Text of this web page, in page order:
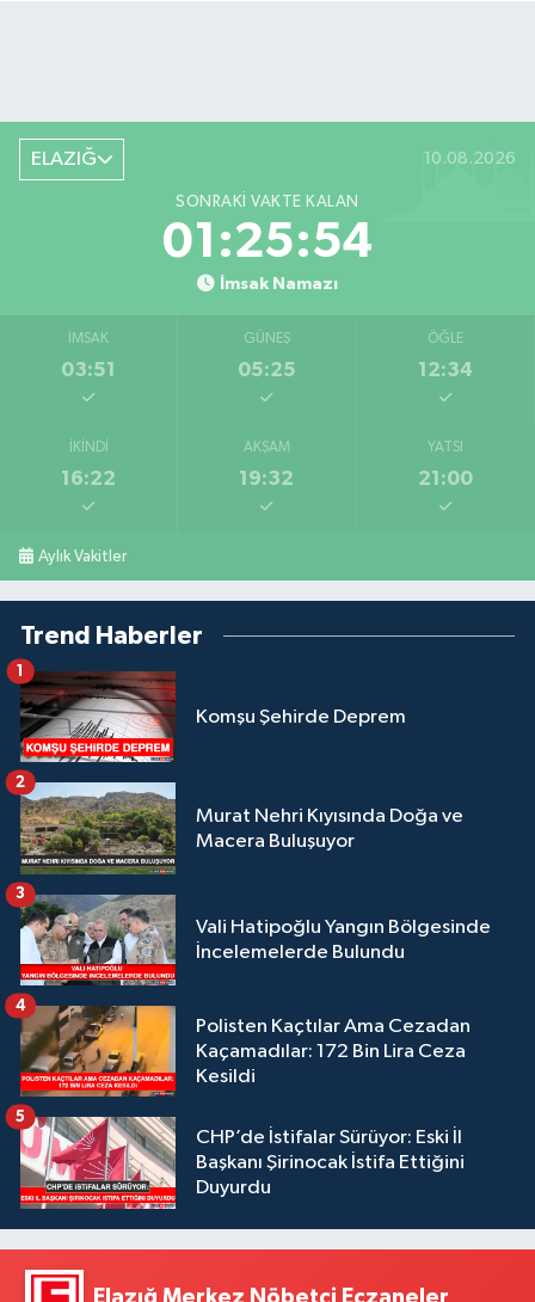
ELAZIĞ 10.08.2026
SONRAKI VAKTE KALAN
01:25:53
İmsak Namazı
İMSAK
03:51
GÜNEŞ
05:25
ÖĞLE
12:34
İKINDI
16:22
AKŞAM
19:32
YATSI
21:00
Aylık Vakitler
Trend Haberler
Komşu Şehirde Deprem
1
Murat Nehri Kıyısında Doğa ve
Macera Buluşuyor
2
Vali Hatipoğlu Yangın Bölgesinde
İncelemelerde Bulundu
3
Polisten Kaçtılar Ama Cezadan
Kaçamadılar: 172 Bin Lira Ceza
Kesildi
4
CHP’de İstifalar Sürüyor: Eski İl
Başkanı Şirinocak İstifa Ettiğini
Duyurdu
5